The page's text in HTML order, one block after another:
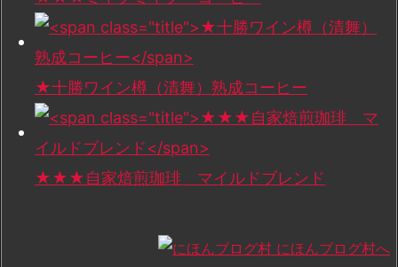
★十勝ワイン樽（清舞）熟成コーヒー
★★★自家焙煎珈琲 マイルドブレンド